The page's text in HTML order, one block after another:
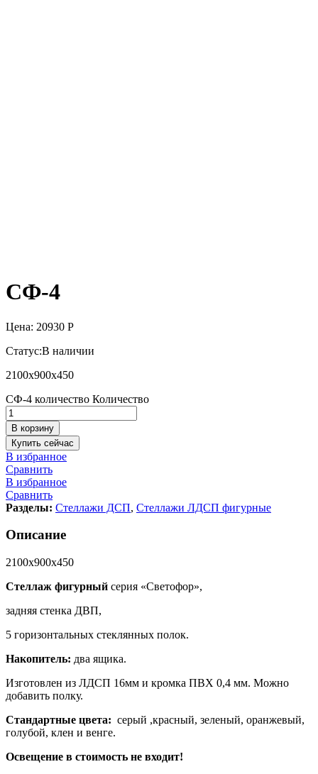
СФ-4
Цена: 20930 Р
Статус:В наличии
2100х900х450
СФ-4 количество Количество
В корзину
Купить сейчас
В избранное
Сравнить
В избранное
Сравнить
Разделы: Стеллажи ДСП, Стеллажи ЛДСП фигурные
Описание
2100х900х450
Стеллаж фигурный серия «Светофор»,
задняя стенка ДВП,
5 горизонтальных стеклянных полок.
Накопитель: два ящика.
Изготовлен из ЛДСП 16мм и кромка ПВХ 0,4 мм. Можно
добавить полку.
Стандартные цвета: серый ,красный, зеленый, оранжевый,
голубой, клен и венге.
Освещение в стоимость не входит!